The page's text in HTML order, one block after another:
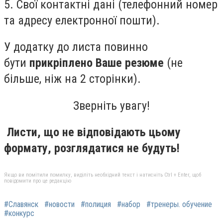
5. Свої контактні дані (телефонний номер
та адресу електронної пошти).
У додатку до листа повинно
бути прикріплено Ваше резюме (не
більше, ніж на 2 сторінки).
Зверніть увагу!
Листи, що не відповідають цьому
формату, розглядатися не будуть!
Якщо ви помітили помилку, виділіть необхідний текст і натисніть Ctrl + Enter, щоб
повідомити про це редакцію
#Славянск #новости #полиция #набор
#тренеры. обучение
#конкурс